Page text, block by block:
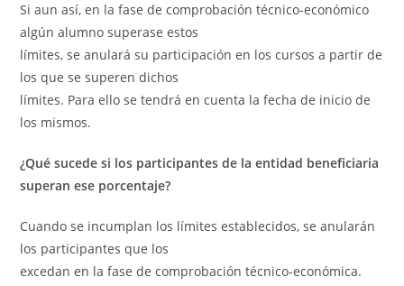
Si aun así, en la fase de comprobación técnico-económico
algún alumno superase estos
límites, se anulará su participación en los cursos a partir de
los que se superen dichos
límites. Para ello se tendrá en cuenta la fecha de inicio de
los mismos.
¿Qué sucede si los participantes de la entidad beneficiaria
superan ese porcentaje?
Cuando se incumplan los límites establecidos, se anularán
los participantes que los
excedan en la fase de comprobación técnico-económica.